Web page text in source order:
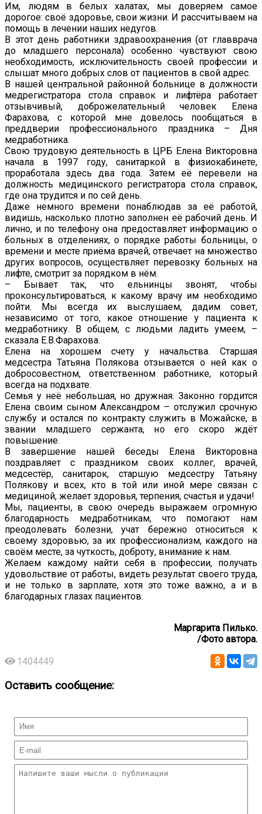
Им, людям в белых халатах, мы доверяем самое
дорогое: своё здоровье, свои жизни. И рассчитываем на
помощь в лечении наших недугов.
В этот день работники здравоохранения (от главврача
до младшего персонала) особенно чувствуют свою
необходимость, исключительность своей профессии и
слышат много добрых слов от пациентов в свой адрес.
В нашей центральной районной больнице в должности
медрегистратора стола справок и лифтёра работает
отзывчивый, доброжелательный человек Елена
Фарахова, с которой мне довелось пообщаться в
преддверии профессионального праздника – Дня
медработника.
Свою трудовую деятельность в ЦРБ Елена Викторовна
начала в 1997 году, санитаркой в физиокабинете,
проработала здесь два года. Затем её перевели на
должность медицинского регистратора стола справок,
где она трудится и по сей день.
Даже немного времени понаблюдав за её работой,
видишь, насколько плотно заполнен её рабочий день. И
лично, и по телефону она предоставляет информацию о
больных в отделениях, о порядке работы больницы, о
времени и месте приёма врачей, отвечает на множество
других вопросов, осуществляет перевозку больных на
лифте, смотрит за порядком в нём.
– Бывает так, что ельнинцы звонят, чтобы
проконсультироваться, к какому врачу им необходимо
пойти. Мы всегда их выслушаем, дадим совет,
независимо от того, какое отношение у пациента к
медработнику. В общем, с людьми ладить умеем, –
сказала Е.В.Фарахова.
Елена на хорошем счету у начальства. Старшая
медсестра Татьяна Полякова отзывается о ней как о
добросовестном, ответственном работнике, который
всегда на подхвате.
Семья у неё небольшая, но дружная. Законно гордится
Елена своим сыном Александром – отслужил срочную
службу и остался по контракту служить в Можайске, в
звании младшего сержанта, но его скоро ждёт
повышение.
В завершение нашей беседы Елена Викторовна
поздравляет с праздником своих коллег, врачей,
медсестёр, санитарок, старшую медсестру Татьяну
Полякову и всех, кто в той или иной мере связан с
медициной, желает здоровья, терпения, счастья и удачи!
Мы, пациенты, в свою очередь выражаем огромную
благодарность медработникам, что помогают нам
преодолевать болезни, учат бережно относиться к
своему здоровью, за их профессионализм, каждого на
своём месте, за чуткость, доброту, внимание к нам.
Желаем каждому найти себя в профессии, получать
удовольствие от работы, видеть результат своего труда,
и не только в зарплате, хотя это тоже важно, а и в
благодарных глазах пациентов.
Маргарита Пилько.
/Фото автора.
1404449
Оставить сообщение: